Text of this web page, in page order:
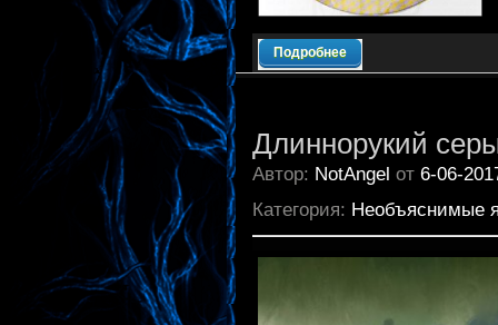
Подробнее
Длиннорукий
Автор: NotAngel от 6-06-
Категория: Необъяснимые